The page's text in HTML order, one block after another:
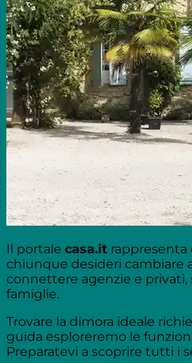
Il portale casa.it
chiunque desideri cambiare
connettere agenzie e
famiglie.
Trovare la dimora ideale
guida esploreremo le
Preparatevi a scoprire tutti i